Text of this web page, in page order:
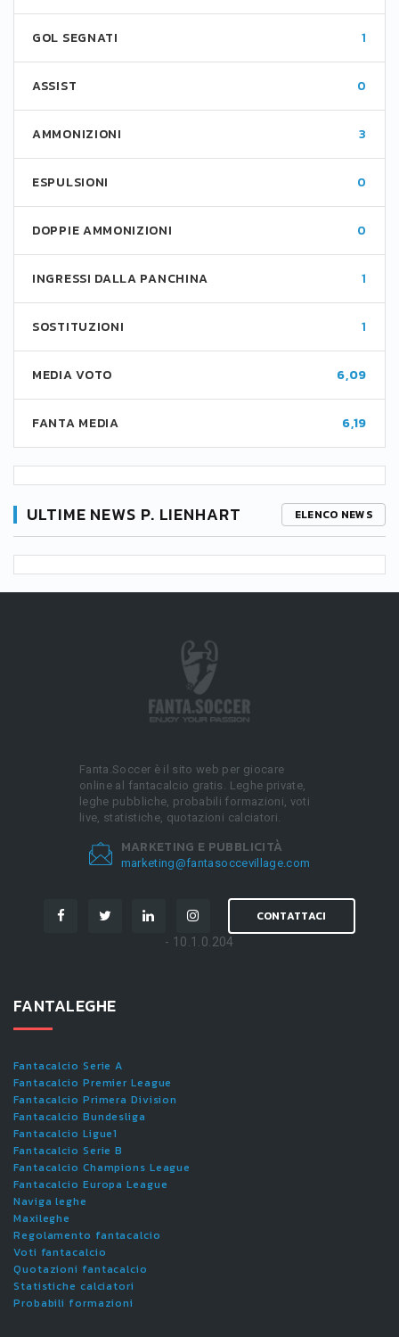
GOL SEGNATI 1
ASSIST 0
AMMONIZIONI 3
ESPULSIONI 0
DOPPIE AMMONIZIONI 0
INGRESSI DALLA PANCHINA 1
SOSTITUZIONI 1
MEDIA VOTO 6,09
FANTA MEDIA 6,19
ULTIME NEWS P. LIENHART ELENCO NEWS
Fanta.Soccer è il sito web per giocare
online al fantacalcio gratis. Leghe private,
leghe pubbliche, probabili formazioni, voti
live, statistiche, quotazioni calciatori.
MARKETING E PUBBLICITÀ
marketing@fantasoccevillage.com
CONTATTACI
- 10.1.0.204
FANTALEGHE
Fantacalcio Serie A
Fantacalcio Premier League
Fantacalcio Primera Division
Fantacalcio Bundesliga
Fantacalcio Ligue1
Fantacalcio Serie B
Fantacalcio Champions League
Fantacalcio Europa League
Naviga leghe
Maxileghe
Regolamento fantacalcio
Voti fantacalcio
Quotazioni fantacalcio
Statistiche calciatori
Probabili formazioni